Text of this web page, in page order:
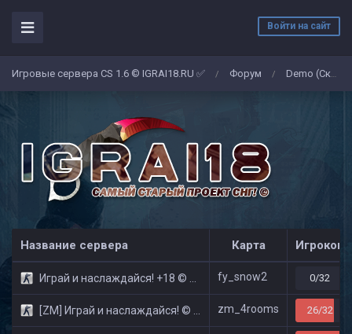
Войти на сайт
Игровые сервера CS 1.6 © IGRAI18.RU ✅ / Форум / Demo (Скриншоты)
Название сервера Карта Игроков
Играй и наслаждайся! +18 © Public fy_snow2 0/32
[ZM] Играй и наслаждайся! © Zombie Show zm_4rooms 26/32